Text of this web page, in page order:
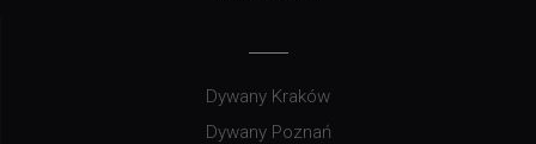
Dywany Kraków
Dywany Poznań